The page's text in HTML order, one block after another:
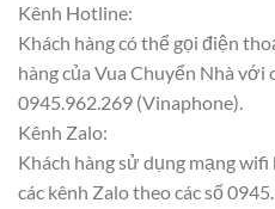
Kênh Hotline:
Khách hàng có thể gọi điện
hàng của Vua Chuyển Nhà
0945.962.269 (Vinaphone).
Kênh Zalo:
Khách hàng sử dụng mạng
các kênh Zalo theo các số